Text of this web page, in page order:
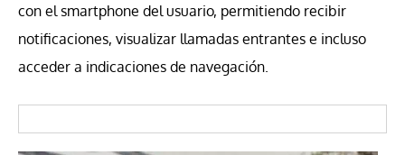
con el smartphone del usuario, permitiendo recibir
notificaciones, visualizar llamadas entrantes e incluso
acceder a indicaciones de navegación.